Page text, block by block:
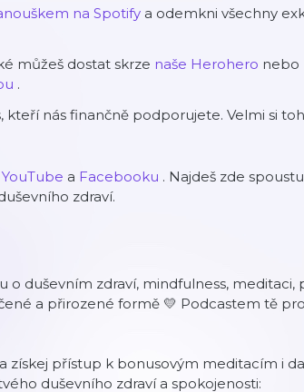
na Spotify⁠ a odemkni všechny
můžeš dostat skrze ⁠naše Herohero⁠ nebo
.
kteří nás finančně podporujete. Velmi si
⁠⁠⁠YouTube⁠⁠⁠ a ⁠⁠⁠Facebooku⁠⁠⁠ . Najdeš zde
zdraví.
o duševním zdraví, mindfulness, meditaci,
a přirozené formě 💛 Podcastem tě
získej přístup k bonusovým meditacím i
duševního zdraví a spokojenosti: